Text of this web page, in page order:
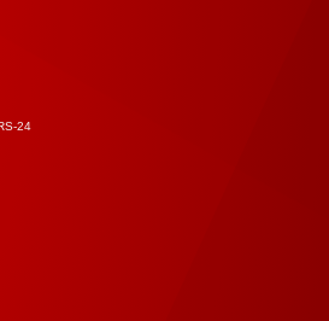
24